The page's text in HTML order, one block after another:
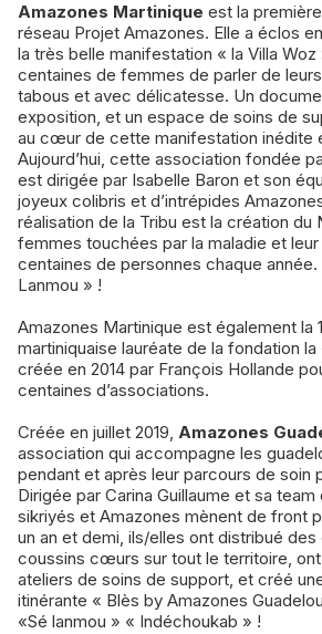
Amazones Martinique est la
réseau Projet Amazones. Elle a éclos
la très belle manifestation « la Villa
centaines de femmes de parler de
tabous et avec délicatesse. Un
exposition, et un espace de soins de
au cœur de cette manifestation inédite
Aujourd’hui, cette association fondée
est dirigée par Isabelle Baron et son
joyeux colibris et d’intrépides
réalisation de la Tribu est la création du
femmes touchées par la maladie et
centaines de personnes chaque
Lanmou » !
Amazones Martinique est également la
martiniquaise lauréate de la fondation la
créée en 2014 par François Hollande
centaines d’associations.
Créée en juillet 2019, Amazones
association qui accompagne les
pendant et après leur parcours de soin
Dirigée par Carina Guillaume et sa
sikriyés et Amazones mènent de front
un an et demi, ils/elles ont distribué
coussins cœurs sur tout le territoire,
ateliers de soins de support, et créé
itinérante « Blès by Amazones
«Sé lanmou » « Indéchoukab » !